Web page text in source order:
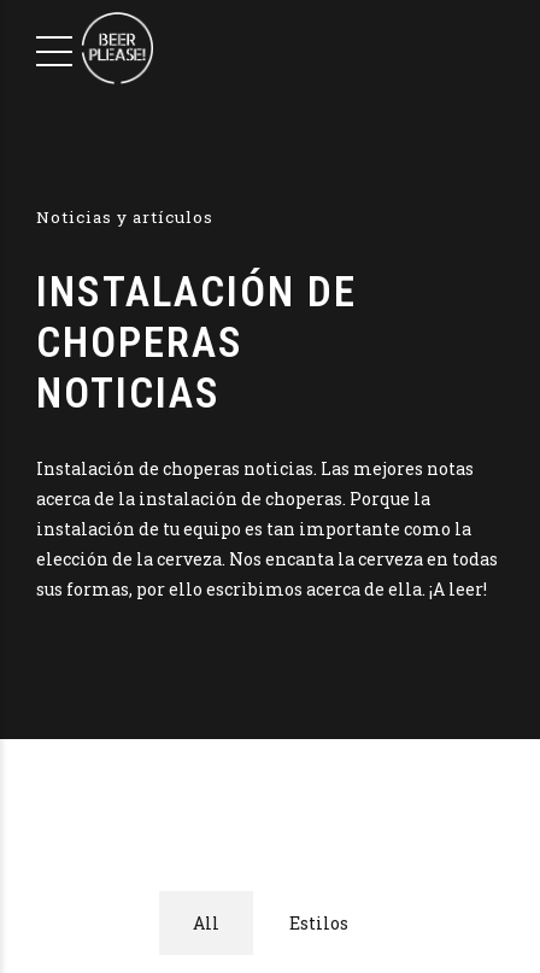
Noticias y artículos
INSTALACIÓN DE
CHOPERAS
NOTICIAS
Instalación de choperas noticias. Las mejores notas
acerca de la instalación de choperas. Porque la
instalación de tu equipo es tan importante como la
elección de la cerveza. Nos encanta la cerveza en todas
sus formas, por ello escribimos acerca de ella. ¡A leer!
All Estilos